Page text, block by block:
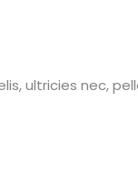
ultricies nec,